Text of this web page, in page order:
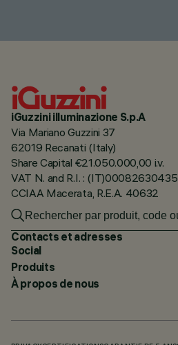
iGuzzini illuminazione S.p.A
Via Mariano Guzzini 37
62019 Recanati (Italy)
Share Capital €21.050.000,00 i.v.
VAT N. and R.I. : (IT)00082630435
CCIAA Macerata, R.E.A. 40632
Contacts et adresses
Social
Produits
À propos de nous